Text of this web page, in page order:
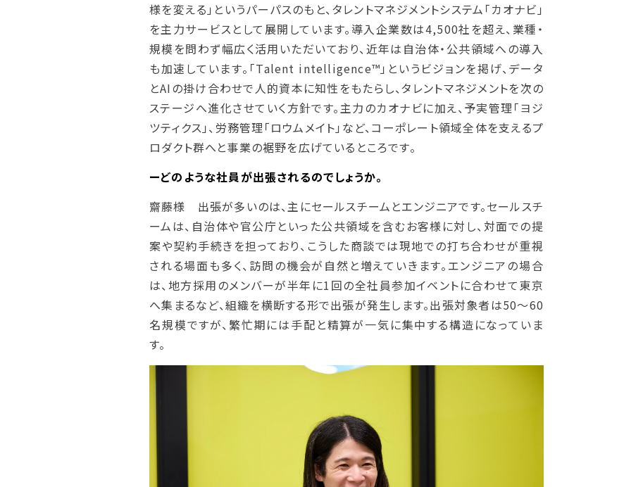
様を変える」というパーパスのもと、タレントマネジメントシステム「カオナビ」
を主力サービスとして展開しています。導入企業数は4,500社を超え、業種・
規模を問わず幅広く活用いただいており、近年は自治体・公共領域への導入
も加速しています。「Talent intelligence™」というビジョンを掲げ、データ
とAIの掛け合わせで人的資本に知性をもたらし、タレントマネジメントを次の
ステージへ進化させていく方針です。主力のカオナビに加え、予実管理「ヨジ
ツティクス」、労務管理「ロウムメイト」など、コーポレート領域全体を支えるプ
ロダクト群へと事業の裾野を広げているところです。
ーどのような社員が出張されるのでしょうか。
齋藤様 出張が多いのは、主にセールスチームとエンジニアです。セールスチ
ームは、自治体や官公庁といった公共領域を含むお客様に対し、対面での提
案や契約手続きを担っており、こうした商談では現地での打ち合わせが重視
される場面も多く、訪問の機会が自然と増えていきます。エンジニアの場合
は、地方採用のメンバーが半年に1回の全社員参加イベントに合わせて東京
へ集まるなど、組織を横断する形で出張が発生します。出張対象者は50〜60
名規模ですが、繁忙期には手配と精算が一気に集中する構造になっていま
す。